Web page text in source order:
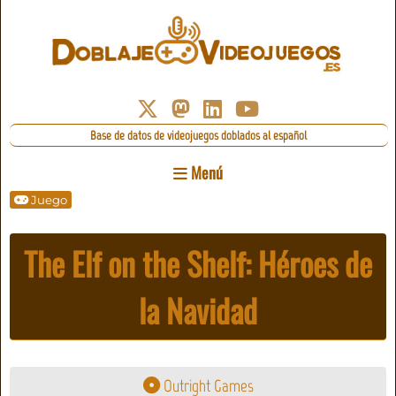
Base de datos de videojuegos doblados al español
Menú
Juego
The Elf on the Shelf: Héroes de
la Navidad
Outright Games